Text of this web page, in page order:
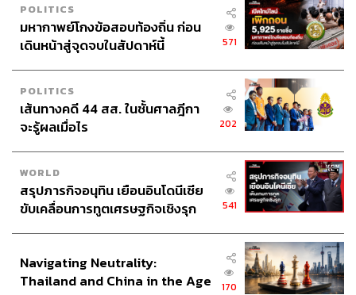
POLITICS
มหากาพย์โกงข้อสอบท้องถิ่น ก่อน
เดินหน้าสู่จุดจบในสัปดาห์นี้
571
POLITICS
เส้นทางคดี 44 สส. ในชั้นศาลฎีกา
จะรู้ผลเมื่อไร
202
WORLD
สรุปภารกิจอนุทิน เยือนอินโดนีเซีย
ขับเคลื่อนการทูตเศรษฐกิจเชิงรุก
541
Navigating Neutrality:
Thailand and China in the Age
170